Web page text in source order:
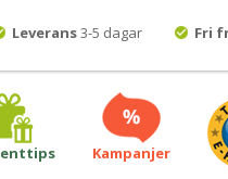
Leverans3-5 dagar Fri
Kampanjer